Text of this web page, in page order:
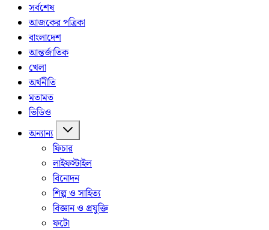
সর্বশেষ
আজকের পত্রিকা
বাংলাদেশ
আন্তর্জাতিক
খেলা
অর্থনীতি
মতামত
ভিডিও
অন্যান্য
ফিচার
লাইফস্টাইল
বিনোদন
শিল্প ও সাহিত্য
বিজ্ঞান ও প্রযুক্তি
ফটো